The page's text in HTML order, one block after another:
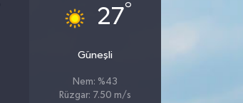
27°
Güneşli
Nem: %43
Rüzgar: 7.50 m/s